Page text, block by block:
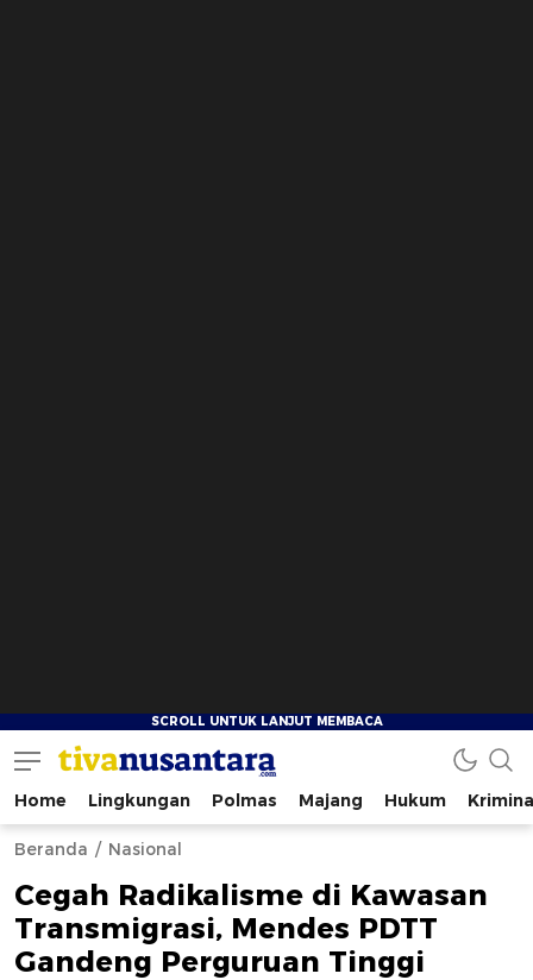
tivanusantara.com
Berita Nusantara
Home Lingkungan Polmas Majang Hukum
Beranda Nasional
Cegah Radikalisme di Kawasan
Transmigrasi, Mendes PDTT
Gandeng Perguruan Tinggi